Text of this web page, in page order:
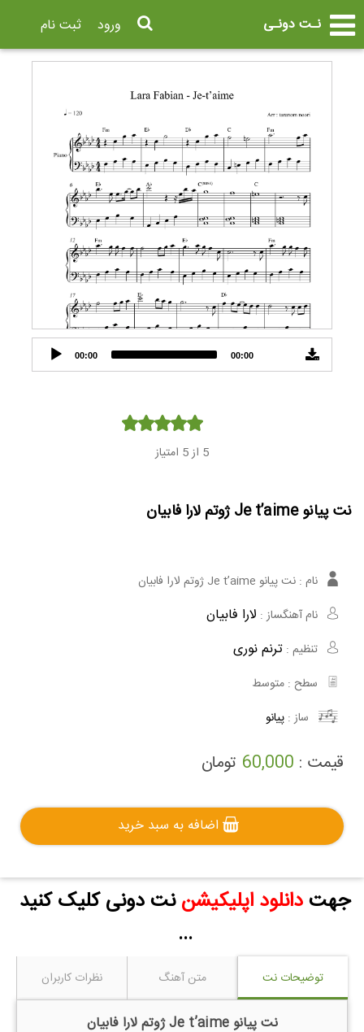
نـت دونـی ثبت نام ورود
Audio
Player
00:00 00:00
5 از 5 امتیاز
نت پیانو Je t’aime ژوتم لارا فابیان
نام : نت پیانو Je t’aime ژوتم لارا فابیان
نام آهنگساز : لارا فابیان
تنظیم : ترنم نوری
سطح : متوسط
ساز : پیانو
قیمت : 60,000 تومان
اضافه به سبد خرید
جهتدانلود اپلیکیشن نت دونی کلیک کنید
...
توضیحات نت متن آهنگ نظرات کاربران
نت پیانو Je t’aime ژوتم لارا فابیان